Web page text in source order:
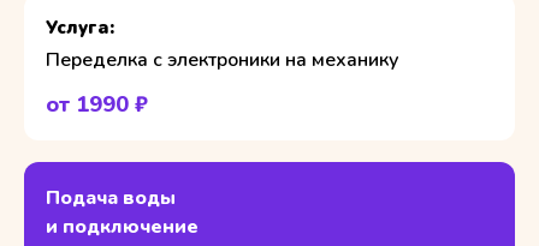
Переделка с электроники на механику
от 1990 ₽
Подача воды
и подключение